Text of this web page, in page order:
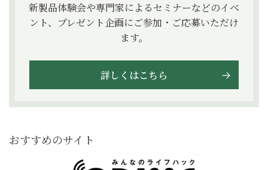
新製品体験会や専門家によるセミナーなどのイベ
ント、プレゼント企画にご参加・ご応募いただけ
ます。
詳しくはこちら
おすすめのサイト